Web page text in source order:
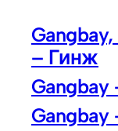
– Гинж
Gangbay